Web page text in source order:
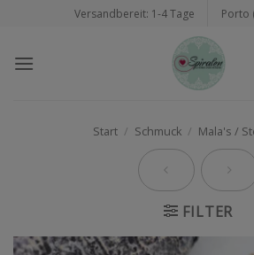
springen
Versandbereit: 1-4 Tage Porto
Start / Schmuck / Mala's /
FILTER